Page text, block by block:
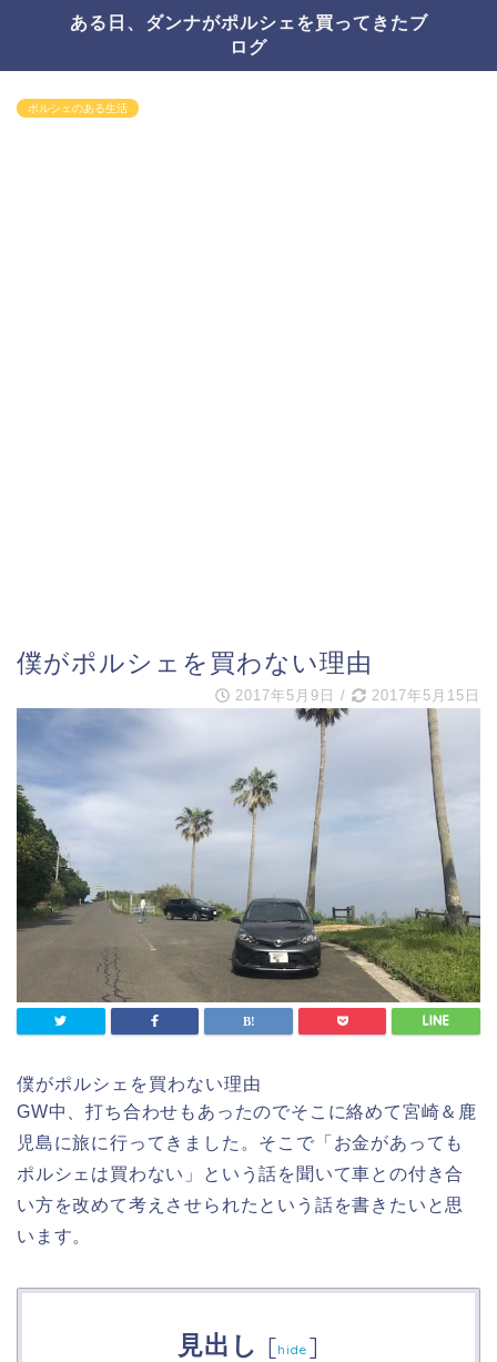
ある日、ダンナがポルシェを買ってきたブ
ログ
ポルシェのある生活
僕がポルシェを買わない理由
2017年5月9日 / 2017年5月15日
僕がポルシェを買わない理由
GW中、打ち合わせもあったのでそこに絡めて宮崎＆鹿
児島に旅に行ってきました。そこで「お金があっても
ポルシェは買わない」という話を聞いて車との付き合
い方を改めて考えさせられたという話を書きたいと思
います。
見出し [hide ]